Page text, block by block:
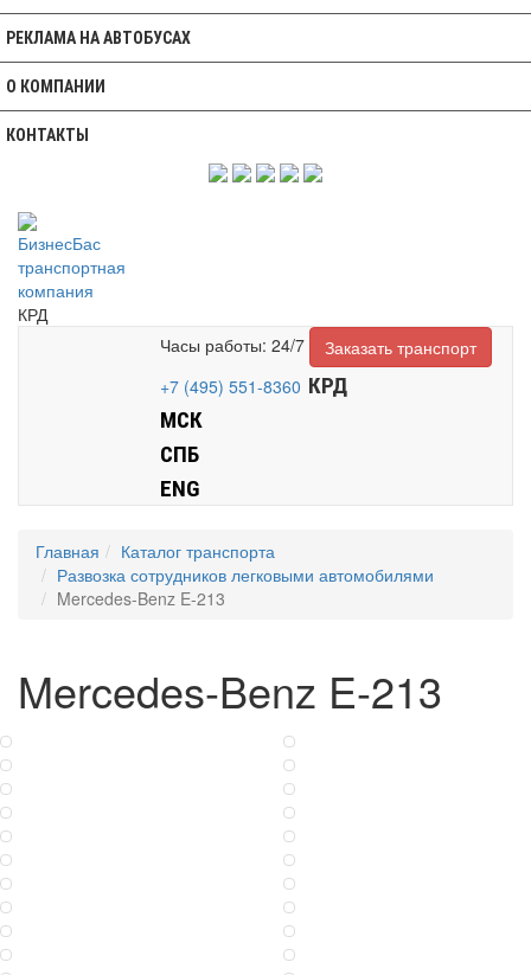
РЕКЛАМА НА АВТОБУСАХ
О КОМПАНИИ
КОНТАКТЫ
КРД
Часы работы: 24/7
Заказать транспорт
+7 (495) 551-8360 КРД
МСК
СПБ
ENG
Главная
Каталог транспорта
Развозка сотрудников легковыми автомобилями
Mercedes-Benz E-213
Mercedes-Benz E-213